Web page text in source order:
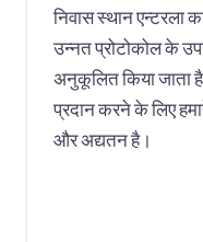
निवास स्थान एन्टरला
उन्नत प्रोटोकोल के
अनुकूलित किया जाता
प्रदान करने के लिए
और अद्यतन है।